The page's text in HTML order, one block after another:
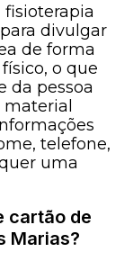
fisioterapia
divulgar
de forma
o que
da pessoa
telefone,
uma
cartão de
Marias?